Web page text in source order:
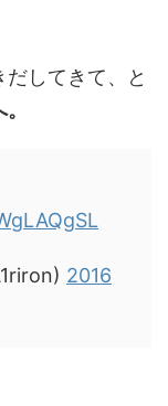
してきて、と
2016